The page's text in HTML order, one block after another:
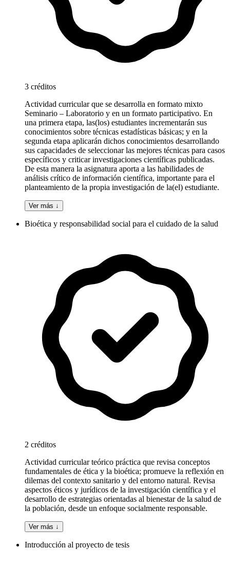
3 créditos
Actividad curricular que se desarrolla en formato mixto
Seminario – Laboratorio y en un formato participativo. En
una primera etapa, las(los) estudiantes incrementarán sus
conocimientos sobre técnicas estadísticas básicas; y en la
segunda etapa aplicarán dichos conocimientos desarrollando
sus capacidades de seleccionar las mejores técnicas para casos
específicos y criticar investigaciones científicas publicadas.
De esta manera la asignatura aporta a las habilidades de
análisis crítico de información científica, importante para el
planteamiento de la propia investigación de la(el) estudiante.
Ver más ↓
Bioética y responsabilidad social para el cuidado de la salud
2 créditos
Actividad curricular teórico práctica que revisa conceptos
fundamentales de ética y la bioética; promueve la reflexión en
dilemas del contexto sanitario y del entorno natural. Revisa
aspectos éticos y jurídicos de la investigación científica y el
desarrollo de estrategias orientadas al bienestar de la salud de
la población, desde un enfoque socialmente responsable.
Ver más ↓
Introducción al proyecto de tesis